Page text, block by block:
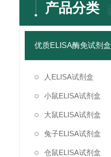
产品分类
优质ELISA酶免试剂盒
人ELISA试剂盒
小鼠ELISA试剂盒
大鼠ELISA试剂盒
兔子ELISA试剂盒
仓鼠ELISA试剂盒